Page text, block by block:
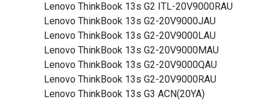
Lenovo ThinkBook 13s G2 ITL-20V9000RAU
Lenovo ThinkBook 13s G2-20V9000JAU
Lenovo ThinkBook 13s G2-20V9000LAU
Lenovo ThinkBook 13s G2-20V9000MAU
Lenovo ThinkBook 13s G2-20V9000QAU
Lenovo ThinkBook 13s G2-20V9000RAU
Lenovo ThinkBook 13s G3 ACN(20YA)